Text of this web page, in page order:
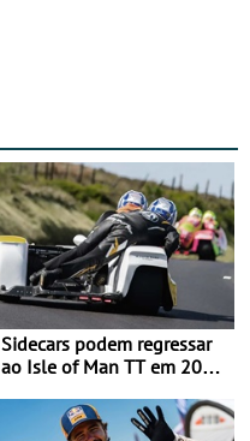
Sidecars podem regressar
ao Isle of Man TT em 2027